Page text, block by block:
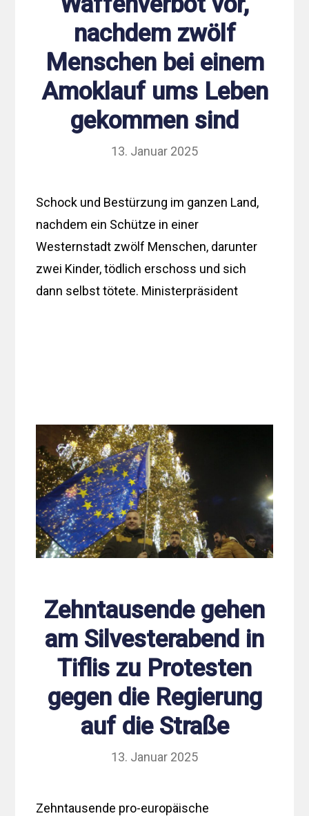
nachdem zwölf
Menschen bei einem
Amoklauf ums Leben
gekommen sind
13. Januar 2025
Schock und Bestürzung im ganzen Land,
nachdem ein Schütze in einer
Westernstadt zwölf Menschen, darunter
zwei Kinder, tödlich erschoss und sich
dann selbst tötete. Ministerpräsident
Zehntausende gehen
am Silvesterabend in
Tiflis zu Protesten
gegen die Regierung
auf die Straße
13. Januar 2025
Zehntausende pro-europäische